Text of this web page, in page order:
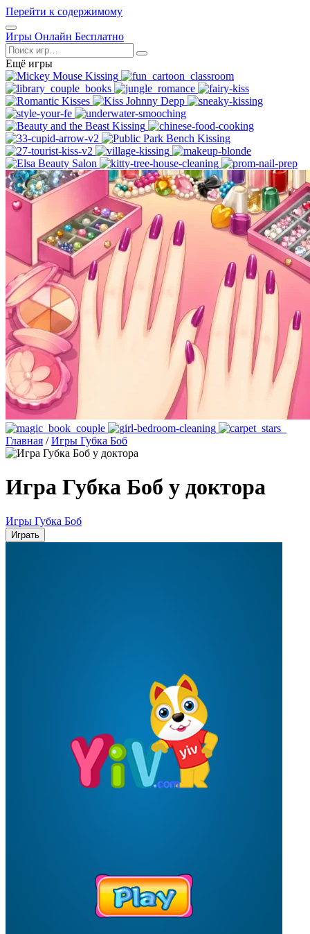
Перейти к содержимому
Открыть
меню
Игры Онлайн Бесплатно
Поиск
Ещё игры
Главная / Игры Губка Боб
Игра Губка Боб у доктора
Игры Губка Боб
Играть